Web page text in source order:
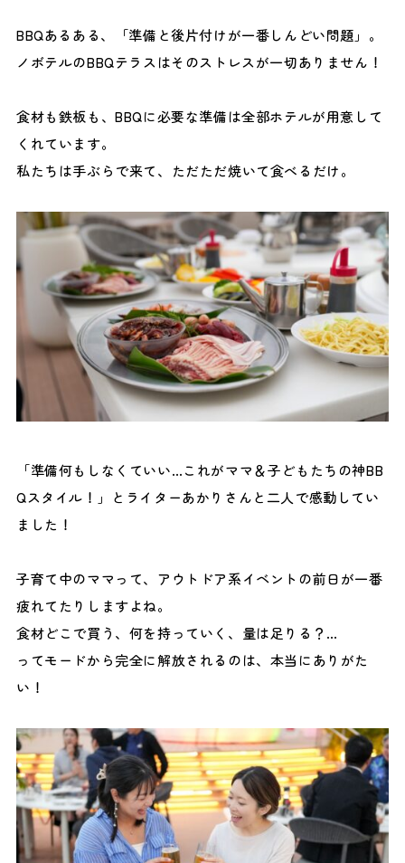
BBQあるある、「準備と後片付けが一番しんどい問題」。
ノボテルのBBQテラスはそのストレスが一切ありません！
食材も鉄板も、BBQに必要な準備は全部ホテルが用意して
くれています。
私たちは手ぶらで来て、ただただ焼いて食べるだけ。
「準備何もしなくていい…これがママ＆子どもたちの神BB
Qスタイル！」とライターあかりさんと二人で感動してい
ました！
子育て中のママって、アウトドア系イベントの前日が一番
疲れてたりしますよね。
食材どこで買う、何を持っていく、量は足りる？…
ってモードから完全に解放されるのは、本当にありがた
い！